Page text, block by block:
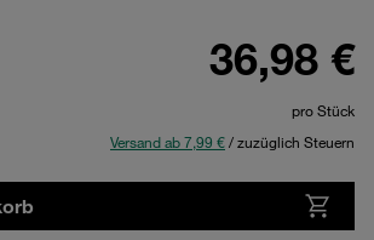
36,98 €
pro Stück
Versand ab 7,99 €/ zuzüglich Steuern